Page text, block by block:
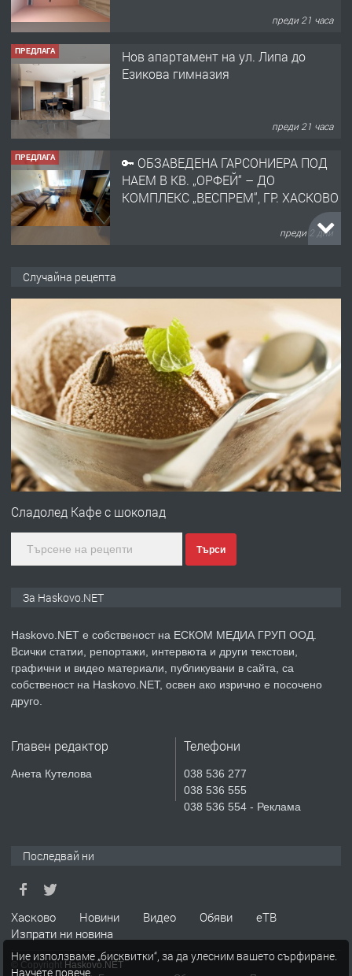
преди 21 часа
ПРЕДЛАГА
Нов апартамент на ул. Липа до
Езикова гимназия
преди 21 часа
ПРЕДЛАГА
🔑 ОБЗАВЕДЕНА ГАРСОНИЕРА ПОД
НАЕМ В КВ. „ОРФЕЙ“ – ДО
КОМПЛЕКС „ВЕСПРЕМ“, ГР. ХАСКОВО
преди 2 дни
АПАРТАМЕНТ В ЦЕНТЪРА НА ГР.
ХАСКОВО
преди 3 дни
ПРЕДЛАГА Давам гараж под наем
преди 3 дни
ПРЕДЛАГА
№4120 Магазин/Офис под наем в кв.
градската градина!
преди 4 дни
ПРЕДЛАГА
Продавам парцел в гр. Хасково кв.
СГЛОБЯВАНЕ НА МЕБЕЛИ.
апартамент под наем в кв.
Училищни, гр. Хасково.
Случайна рецепта
Сладолед Кафе с шоколад
Търси
За Haskovo.NET
Haskovo.NET е собственост на ЕСКОМ МЕДИА ГРУП ООД.
Всички статии, репортажи, интервюта и други текстови,
графични и видео материали, публикувани в сайта, са
собственост на Haskovo.NET, освен ако изрично е посочено
друго.
Главен редактор
Анета Кутелова
Телефони
038 536 277
038 536 555
038 536 554 - Реклама
Последвай ни
Хасково Новини Видео Обяви
еТВ
Изпрати ни новина
© Copyright Haskovo.NET
Ние използваме „бисквитки“, за да улесним вашето сърфиране.
Научете повече.